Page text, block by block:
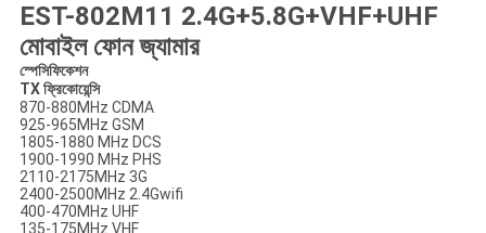
EST-802M11 2.4G+5.8G+VHF+UHF
মোবাইল ফোন জ্যামার
স্পেসিফিকেশন
TX ফ্রিকোয়েন্সি
870-880MHz CDMA
925-965MHz GSM
1805-1880 MHz DCS
1900-1990 MHz PHS
2110-2175MHz 3G
2400-2500MHz 2.4Gwifi
400-470MHz UHF
135-175MHz VHF